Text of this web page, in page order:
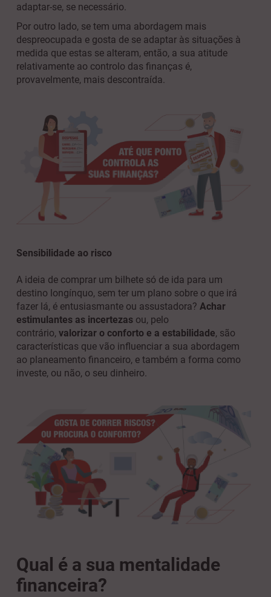
adaptar-se, se necessário.
Por outro lado, se tem uma abordagem mais
despreocupada e gosta de se adaptar às situações à
medida que estas se alteram, então, a sua atitude
relativamente ao controlo das finanças é,
provavelmente, mais descontraída.
Sensibilidade ao risco
A ideia de comprar um bilhete só de ida para um
destino longínquo, sem ter um plano sobre o que irá
fazer lá, é entusiasmante ou assustadora? Achar
estimulantes as incertezas ou, pelo
contrário, valorizar o conforto e a estabilidade, são
características que vão influenciar a sua abordagem
ao planeamento financeiro, e também a forma como
investe, ou não, o seu dinheiro.
Qual é a sua mentalidade
financeira?